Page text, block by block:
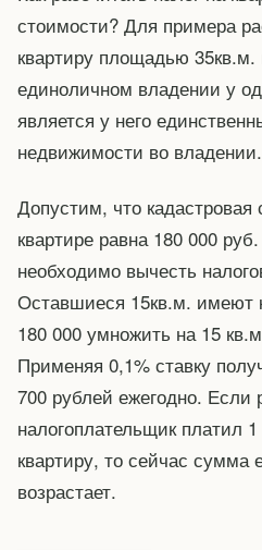
стоимости? Для примера
квартиру площадью 35кв.м.
единоличном владении у
является у него
недвижимости во владении.
Допустим, что
квартире равна 180 000
необходимо вычесть
Оставшиеся 15кв.м. имеют
180 000 умножить на 15
Применяя 0,1% ставку
700 рублей ежегодно. Если
налогоплательщик платил
квартиру, то сейчас сумма
возрастает.